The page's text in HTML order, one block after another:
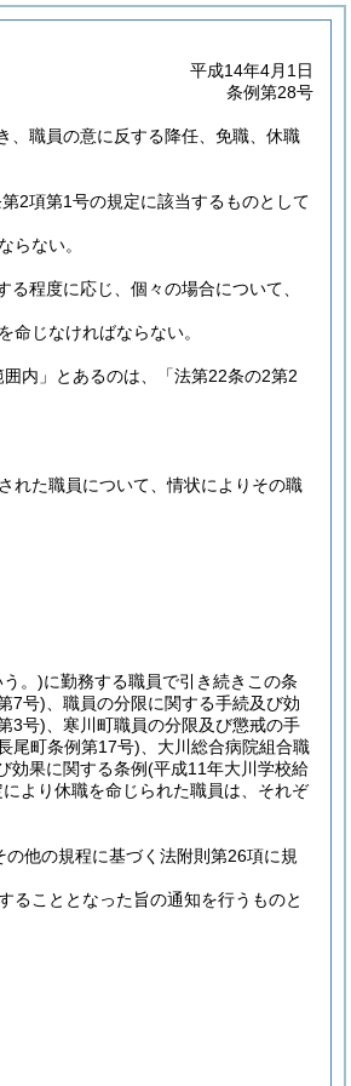
平成14年4月1日
条例第28号
、職員の意に反する降任、免職、休職
2項第1号の規定に該当するものとして
らない。
程度に応じ、個々の場合について、
じなければならない。
内」とあるのは、「法第22条の2第2
れた職員について、情状によりその職
。)に勤務する職員で引き続きこの条
7号) 、職員の分限に関する手続及び効
3号) 、寒川町職員の分限及び懲戒の手
尾町条例第17号) 、大川総合病院組合職
効果に関する条例(平成11年大川学校給
より休職を命じられた職員は、それぞ
他の規程に基づく法附則第26項に規
ることとなった旨の通知を行うものと